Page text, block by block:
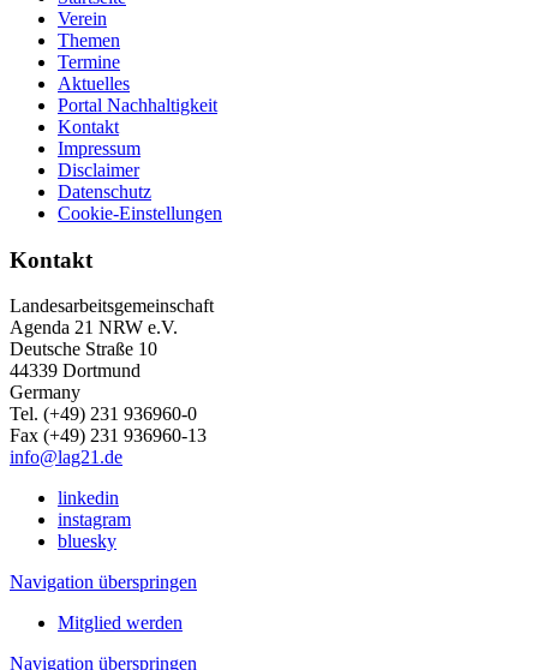
Verein
Themen
Termine
Aktuelles
Portal Nachhaltigkeit
Kontakt
Impressum
Disclaimer
Datenschutz
Cookie-Einstellungen
Kontakt
Landesarbeitsgemeinschaft
Agenda 21 NRW e.V.
Deutsche Straße 10
44339 Dortmund
Germany
Tel. (+49) 231 936960-0
Fax (+49) 231 936960-13
info@lag21.de
linkedin
instagram
bluesky
Navigation überspringen
Mitglied werden
Navigation überspringen